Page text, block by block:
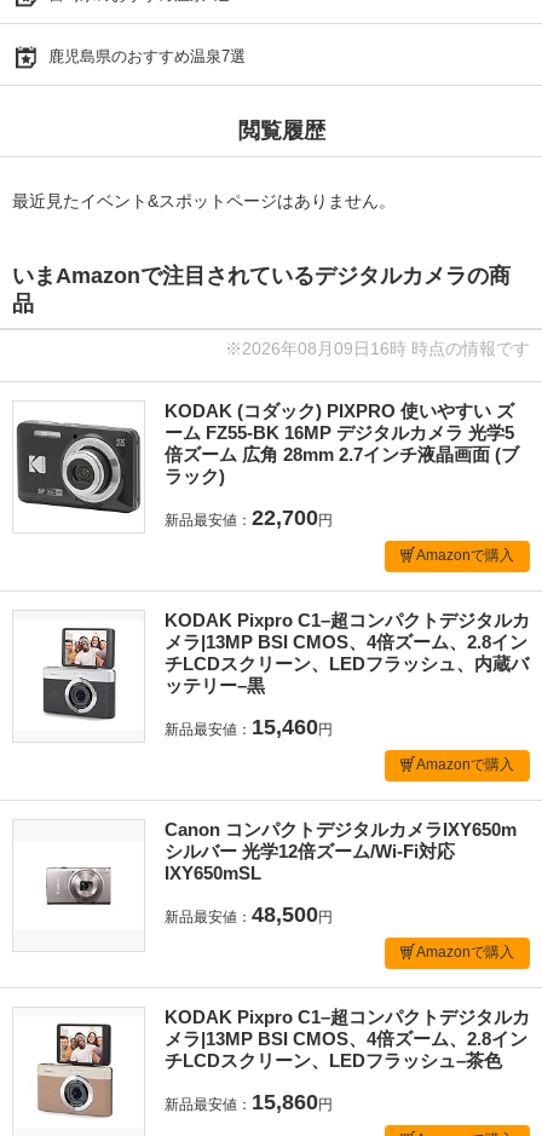
鹿児島県のおすすめ温泉7選
閲覧履歴
最近見たイベント&スポットページはありません。
いまAmazonで注目されているデジタルカメラの商
品
※2026年08月09日16時 時点の情報です
KODAK (コダック) PIXPRO 使いやすい ズ
ーム FZ55-BK 16MP デジタルカメラ 光学5
倍ズーム 広角 28mm 2.7インチ液晶画面 (ブ
ラック)
新品最安値： 22,700円
Amazonで購入
KODAK Pixpro C1–超コンパクトデジタルカ
メラ|13MP BSI CMOS、4倍ズーム、2.8イン
チLCDスクリーン、LEDフラッシュ、内蔵バ
ッテリー–黒
新品最安値： 15,460円
Amazonで購入
Canon コンパクトデジタルカメラIXY650m
シルバー 光学12倍ズーム/Wi-Fi対応
IXY650mSL
新品最安値： 48,500円
Amazonで購入
KODAK Pixpro C1–超コンパクトデジタルカ
メラ|13MP BSI CMOS、4倍ズーム、2.8イン
チLCDスクリーン、LEDフラッシュ–茶色
新品最安値： 15,860円